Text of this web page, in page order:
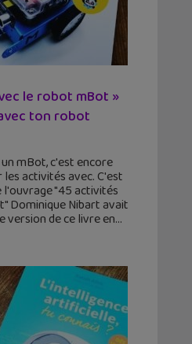
le robot mBot »
ton robot
mBot, c'est encore
activités avec. C'est
"45 activités
Dominique Nibart avait
version de ce livre en